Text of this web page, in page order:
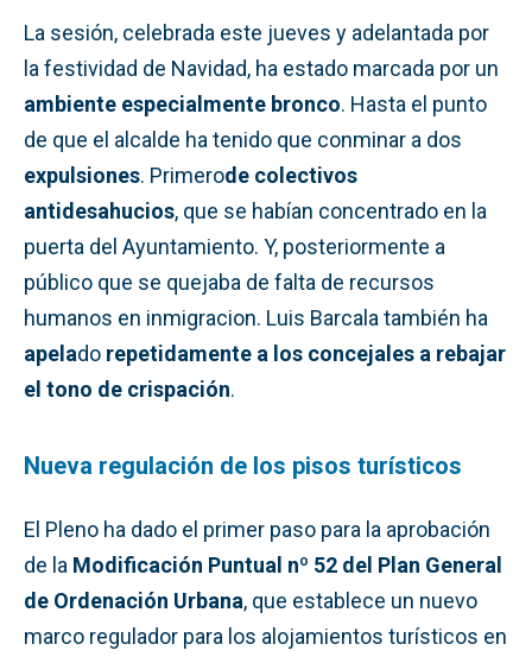
La sesión, celebrada este jueves y adelantada por
la festividad de Navidad, ha estado marcada por un
ambiente especialmente bronco. Hasta el punto
de que el alcalde ha tenido que conminar a dos
expulsiones. Primerode colectivos
antidesahucios, que se habían concentrado en la
puerta del Ayuntamiento. Y, posteriormente a
público que se quejaba de falta de recursos
humanos en inmigracion. Luis Barcala también ha
apelado repetidamente a los concejales a rebajar
el tono de crispación.
Nueva regulación de los pisos turísticos
El Pleno ha dado el primer paso para la aprobación
de la Modificación Puntual nº 52 del Plan General
de Ordenación Urbana, que establece un nuevo
marco regulador para los alojamientos turísticos en